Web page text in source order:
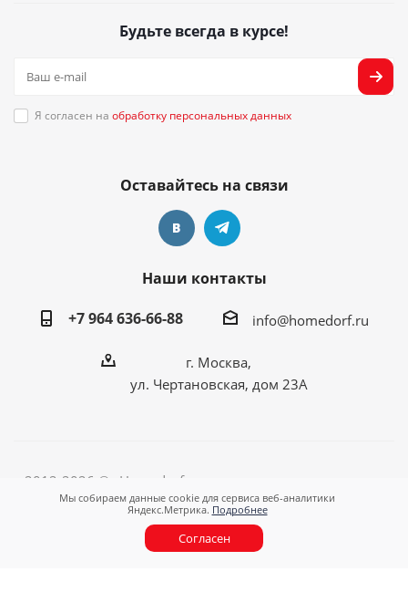
Мы собираем данные cookie для сервиса веб-аналитики
Яндекс.Метрика. Подробнее
Согласен
Будьте всегда в курсе!
Я согласен на обработку персональных данных
Оставайтесь на связи
Наши контакты
+7 964 636-66-88
info@homedorf.ru
г. Москва,
ул. Чертановская, дом 23А
2012-2026 © «Homedorf - оригинальные подарки для
любимого дома!»